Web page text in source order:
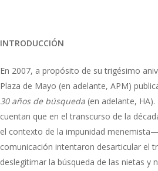
INTRODUCCIÓN
En 2007, a propósito de su trigésimo
Plaza de Mayo (en adelante, APM)
30 años de búsqueda (en adelante,
cuentan que en el transcurso de la
el contexto de la impunidad
comunicación intentaron desarticular el
deslegitimar la búsqueda de las nietas y